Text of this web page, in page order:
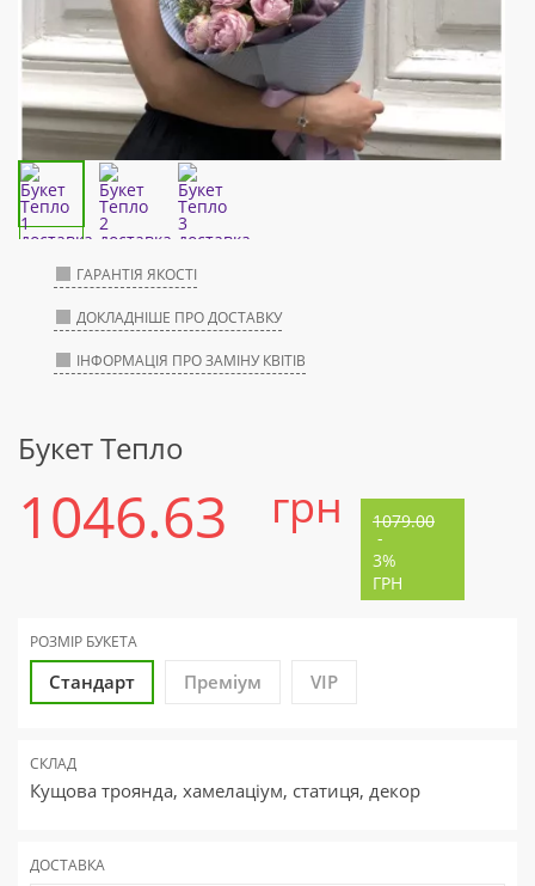
ГАРАНТІЯ ЯКОСТІ
ДОКЛАДНІШЕ ПРО ДОСТАВКУ
ІНФОРМАЦІЯ ПРО ЗАМІНУ КВІТІВ
Букет Тепло
1046.63 грн 1079.00
-
3%
ГРН
РОЗМІР БУКЕТА
Стандарт Преміум VIP
СКЛАД
Кущова троянда, хамелаціум, статиця, декор
ДОСТАВКА